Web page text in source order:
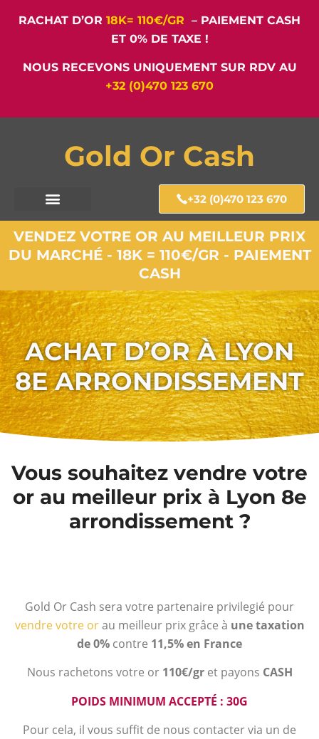
RACHAT D’OR 18K= 110€/GR – PAIEMENT CASH
ET 0% DE TAXE !
NOUS RECEVONS UNIQUEMENT SUR RDV AU
+32 (0)470 123 670
Gold Or Cash
+32 (0)470 123 670
VENDEZ VOTRE OR AU MEILLEUR PRIX
DU MARCHÉ - 18K = 110€/GR - PAIEMENT
CASH
ACHAT D’OR À LYON
8E ARRONDISSEMENT
Vous souhaitez vendre votre
or au meilleur prix à Lyon 8e
arrondissement ?
Gold Or Cash sera votre partenaire privilegié pour
vendre votre orau meilleur prix grâce à une taxation
de 0% contre 11,5% en France
Nous rachetons votre or 110€/gr et payons CASH
POIDS MINIMUM ACCEPTÉ : 30G
Pour cela, il vous suffit de nous contacter via un de